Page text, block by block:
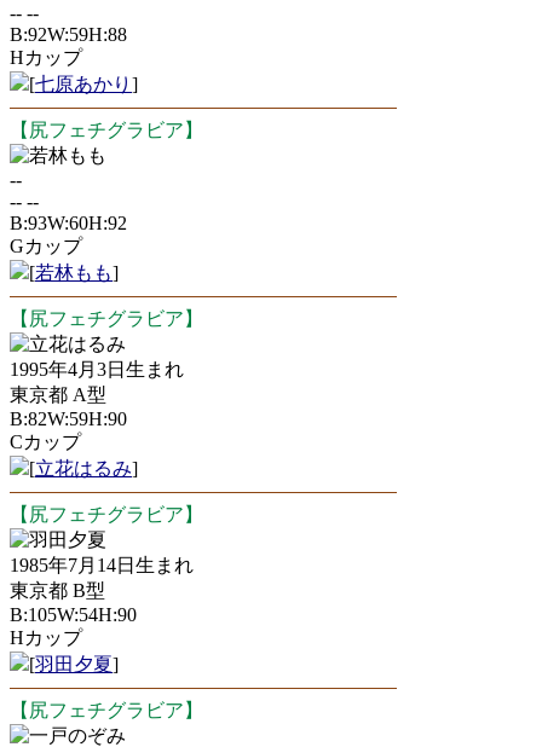
-- --
B:92W:59H:88
Hカップ
[七原あかり ]
【尻フェチグラビア】
若林もも
--
-- --
B:93W:60H:92
Gカップ
[若林もも]
【尻フェチグラビア】
立花はるみ
1995年4月3日生まれ
東京都 A型
B:82W:59H:90
Cカップ
[立花はるみ]
【尻フェチグラビア】
羽田夕夏
1985年7月14日生まれ
東京都 B型
B:105W:54H:90
Hカップ
[羽田夕夏]
【尻フェチグラビア】
一戸のぞみ